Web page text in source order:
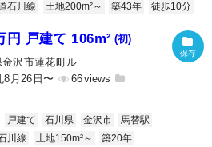
石川線 土地200m²～ 築43年 徒歩10分
円 戸建て 106m² (初)
沢市蓮花町ル
8月26日〜
66
戸建て 石川県 金沢市
馬替駅
川線 土地150m²～ 築20年